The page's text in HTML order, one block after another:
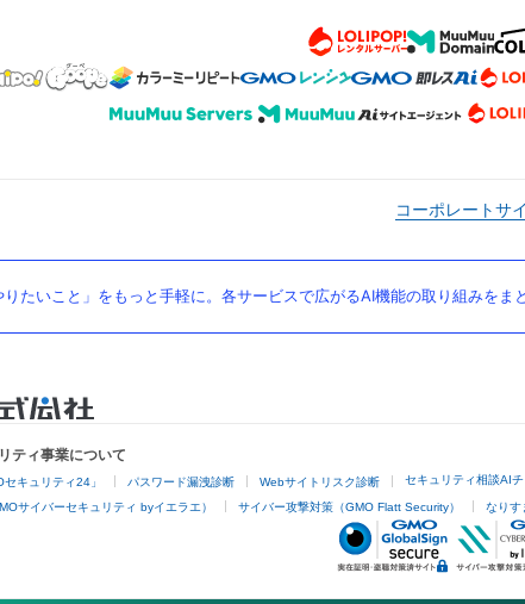
コーポレートサ
たいこと」をもっと手軽に。各サービスで広がるAI機能の取り組みをま
ティ事業について
キュリティ24」 パスワード漏洩診断 Webサイトリスク診断 セキュリティ相談AI
サイバーセキュリティ byイエラエ） サイバー攻撃対策（GMO Flatt Security） なりす